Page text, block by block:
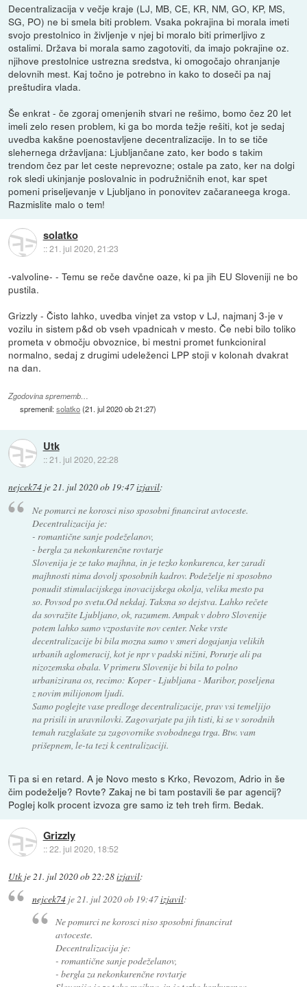
Decentralizacija v večje kraje (LJ, MB, CE, KR, NM, GO, KP, MS,
SG, PO) ne bi smela biti problem. Vsaka pokrajina bi morala imeti
svojo prestolnico in življenje v njej bi moralo biti primerljivo z
ostalimi. Država bi morala samo zagotoviti, da imajo pokrajine oz.
njihove prestolnice ustrezna sredstva, ki omogočajo ohranjanje
delovnih mest. Kaj točno je potrebno in kako to doseči pa naj
preštudira vlada.
Še enkrat - če zgoraj omenjenih stvari ne rešimo, bomo čez 20 let
imeli zelo resen problem, ki ga bo morda težje rešiti, kot je sedaj
uvedba kakšne poenostavljene decentralizacije. In to se tiče
slehernega državljana: Ljubljančane zato, ker bodo s takim
trendom čez par let ceste neprevozne; ostale pa zato, ker na dolgi
rok sledi ukinjanje poslovalnic in podružničnih enot, kar spet
pomeni priseljevanje v Ljubljano in ponovitev začaraneega kroga.
Razmislite malo o tem!
solatko
::21. jul 2020, 21:23
-valvoline- - Temu se reče davčne oaze, ki pa jih EU Sloveniji ne bo
pustila.
Grizzly - Čisto lahko, uvedba vinjet za vstop v LJ, najmanj 3-je v
vozilu in sistem p&d ob vseh vpadnicah v mesto. Če nebi bilo toliko
prometa v območju obvoznice, bi mestni promet funkcioniral
normalno, sedaj z drugimi udeleženci LPP stoji v kolonah dvakrat
na dan.
Zgodovina sprememb…
spremenil:solatko(21. jul 2020 ob 21:27)
Utk
::21. jul 2020, 22:28
nejcek74 je21. jul 2020 ob 19:47izjavil:
Ne pomurci ne korosci niso sposobni financirat avtoceste.
Decentralizacija je:
- romantične sanje podeželanov,
- bergla za nekonkurenčne rovtarje
Slovenija je ze tako majhna, in je tezko konkurenca, ker zaradi
majhnosti nima dovolj sposobnih kadrov. Podeželje ni sposobno
ponudit stimulacijskega inovacijskega okolja, velika mesto pa
so. Povsod po svetu.Od nekdaj. Taksna so dejstva. Lahko rečete
da sovražite Ljubljano, ok, razumem. Ampak v dobro Slovenije
potem lahko samo vzpostavite nov center. Neke vrste
decentralizacije bi bila mozna samo v smeri dogajanja velikih
urbanih aglomeracij, kot je npr v padski nižini, Porurje ali pa
nizozemska obala. V primeru Slovenije bi bila to polno
urbanizirana os, recimo: Koper - Ljubljana - Maribor, poseljena
z novim milijonom ljudi.
Samo poglejte vase predloge decentralizacije, prav vsi temeljijo
na prisili in uravnilovki. Zagovarjate pa jih tisti, ki se v sorodnih
temah razglašate za zagovornike svobodnega trga. Btw. vam
prišepnem, le-ta tezi k centralizaciji.
Ti pa si en retard. A je Novo mesto s Krko, Revozom, Adrio in še
čim podeželje? Rovte? Zakaj ne bi tam postavili še par agencij?
Poglej kolk procent izvoza gre samo iz teh treh firm. Bedak.
Grizzly
::22. jul 2020, 18:52
Utk je 21. jul 2020 ob 22:28izjavil:
nejcek74je21. jul 2020 ob 19:47izjavil:
Ne pomurci ne korosci niso sposobni financirat
avtoceste.
Decentralizacija je:
- romantične sanje podeželanov,
- bergla za nekonkurenčne rovtarje